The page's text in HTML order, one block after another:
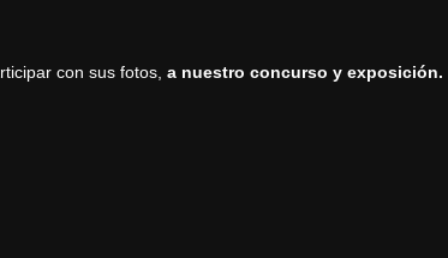
con sus fotos, a nuestro concurso y exposición.